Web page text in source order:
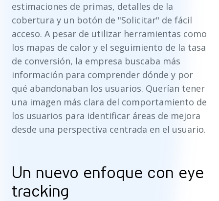
estimaciones de primas, detalles de la
cobertura y un botón de "Solicitar" de fácil
acceso. A pesar de utilizar herramientas como
los mapas de calor y el seguimiento de la tasa
de conversión, la empresa buscaba más
información para comprender dónde y por
qué abandonaban los usuarios. Querían tener
una imagen más clara del comportamiento de
los usuarios para identificar áreas de mejora
desde una perspectiva centrada en el usuario.
Un nuevo enfoque con eye
tracking